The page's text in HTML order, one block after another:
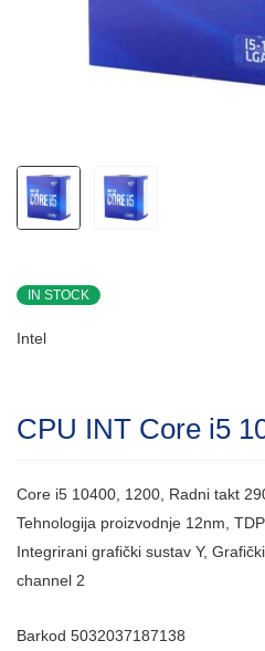
IN STOCK
Intel
CPU INT Core i5
Core i5 10400, 1200, Radni takt
Tehnologija proizvodnje 12nm,
Integrirani grafički sustav Y,
channel 2
Barkod 5032037187138